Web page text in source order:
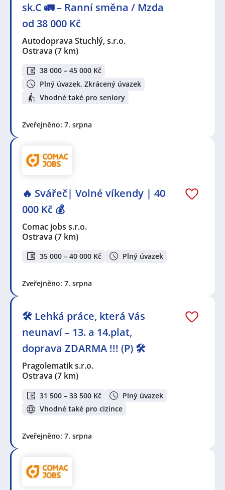
sk.C 🚛 – Ranní směna / Mzda
od 38 000 Kč
Autodoprava Stuchlý, s.r.o.
Ostrava (7 km)
38 000 – 45 000 Kč
Plný úvazek, Zkrácený úvazek
Vhodné také pro seniory
Zveřejněno: 7. srpna
🔥 Svářeč| Volné víkendy | 40
000 Kč 💰
Comac jobs s.r.o.
Ostrava (7 km)
35 000 – 40 000 Kč Plný úvazek
Zveřejněno: 7. srpna
🛠️ Lehká práce, která Vás
neunaví – 13. a 14.plat,
doprava ZDARMA !!! (P) 🛠️
Pragolematik s.r.o.
Ostrava (7 km)
31 500 – 33 500 Kč
Plný úvazek
Vhodné také pro cizince
Zveřejněno: 7. srpna